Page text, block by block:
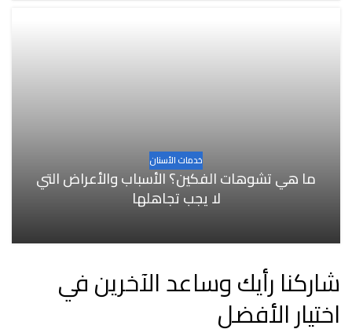
خدمات الأسنان
ما هي تشوهات الفكين؟ الأسباب والأعراض التي
لا يجب تجاهلها
شاركنا رأيك وساعد الآخرين في
اختيار الأفضل